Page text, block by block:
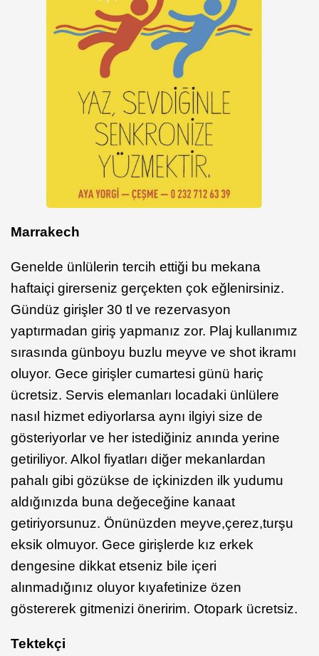
Marrakech
Genelde ünlülerin tercih ettiği bu mekana
haftaiçi girerseniz gerçekten çok eğlenirsiniz.
Gündüz girişler 30 tl ve rezervasyon
yaptırmadan giriş yapmanız zor. Plaj kullanımız
sırasında günboyu buzlu meyve ve shot ikramı
oluyor. Gece girişler cumartesi günü hariç
ücretsiz. Servis elemanları locadaki ünlülere
nasıl hizmet ediyorlarsa aynı ilgiyi size de
gösteriyorlar ve her istediğiniz anında yerine
getiriliyor. Alkol fiyatları diğer mekanlardan
pahalı gibi gözükse de içkinizden ilk yudumu
aldığınızda buna değeceğine kanaat
getiriyorsunuz. Önünüzden meyve,çerez,turşu
eksik olmuyor. Gece girişlerde kız erkek
dengesine dikkat etseniz bile içeri
alınmadığınız oluyor kıyafetinize özen
göstererek gitmenizi öneririm. Otopark ücretsiz.
Tektekçi